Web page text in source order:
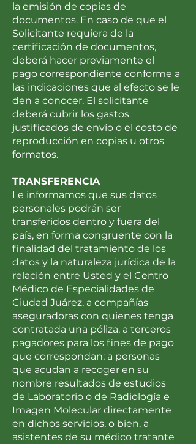
la emisión de copias de
documentos. En caso de que el
Solicitante requiera de la
certificación de documentos,
deberá hacer previamente el
pago correspondiente conforme a
las indicaciones que al efecto se le
den a conocer. El solicitante
deberá cubrir los gastos
justificados de envío o el costo de
reproducción en copias u otros
formatos.
TRANSFERENCIA
Le informamos que sus datos
personales podrán ser
transferidos dentro y fuera del
país, en forma congruente con la
finalidad del tratamiento de los
datos y la naturaleza jurídica de la
relación entre Usted y el Centro
Médico de Especialidades de
Ciudad Juárez, a compañías
aseguradoras con quienes tenga
contratada una póliza, a terceros
pagadores para los fines de pago
que correspondan; a personas
que acudan a recoger en su
nombre resultados de estudios
de Laboratorio o de Radiología e
Imagen Molecular directamente
en dichos servicios, o bien, a
asistentes de su médico tratante